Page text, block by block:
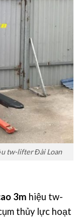
tw-lifter Đài Loan
3m hiệu tw-
thủy lực hoạt